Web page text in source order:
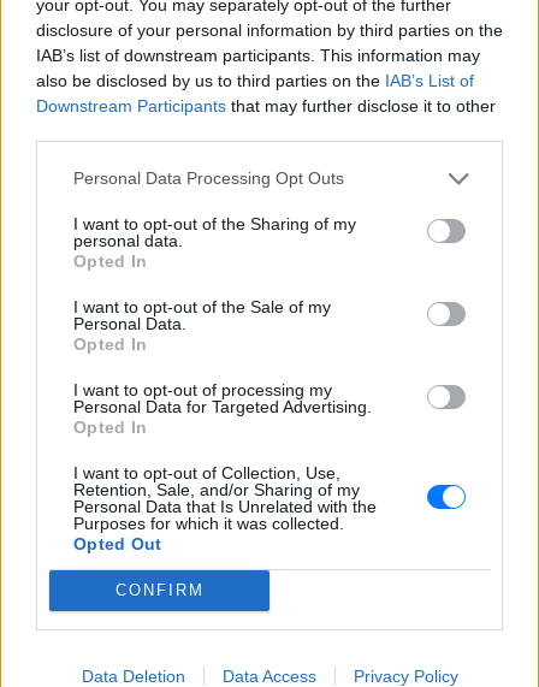
your opt-out. You may separately opt-out of the further
disclosure of your personal information by third parties on the
IAB’s list of downstream participants. This information may
also be disclosed by us to third parties on the IAB’s List of
Downstream Participants that may further disclose it to other
Personal Data Processing Opt Outs
I want to opt-out of the Sharing of my
personal data.
Opted In
I want to opt-out of the Sale of my
Personal Data.
Opted In
I want to opt-out of processing my
Personal Data for Targeted Advertising.
Opted In
I want to opt-out of Collection, Use,
Retention, Sale, and/or Sharing of my
Personal Data that Is Unrelated with the
Purposes for which it was collected.
Opted Out
CONFIRM
Data Deletion Data Access Privacy Policy
κτηνίατρο σε ένα μέρος όπου υπάρχει
αγέλη με λύκους, είναι επικίνδυνο» λέει
στο protothema.gr ο διδάκτορας
ζωολογίας του ΑΠΘ, Θεόδωρος Κομηνός
- Έχουν πεθάνει και έξι λυκόπουλα
Για πάντα στη Ρεάλ Μαδρίτης ο
εξαετές συμβόλαιο ο
την πρόταση της Ρεάλ
εστιατόρια, παμπ και θέατρα
στη Βρετανία τα απαγορεύουν
Από τον εστιάτορα Τζέρεμι Κινγκ ως την
αλυσίδα Wetherspoons και τον όμιλο ATG
Theatres, ολοένα περισσότεροι χώροι
εστίασης και ψυχαγωγίας κλείνουν την